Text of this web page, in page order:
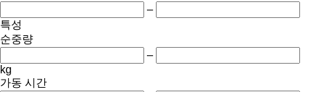
–
특성
순중량
–
kg
가동 시간